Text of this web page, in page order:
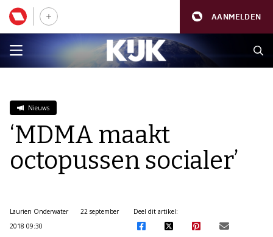
AANMELDEN
Nieuws
‘MDMA maakt
octopussen socialer’
Laurien Onderwater
22 september
2018 09:30
Deel dit artikel: